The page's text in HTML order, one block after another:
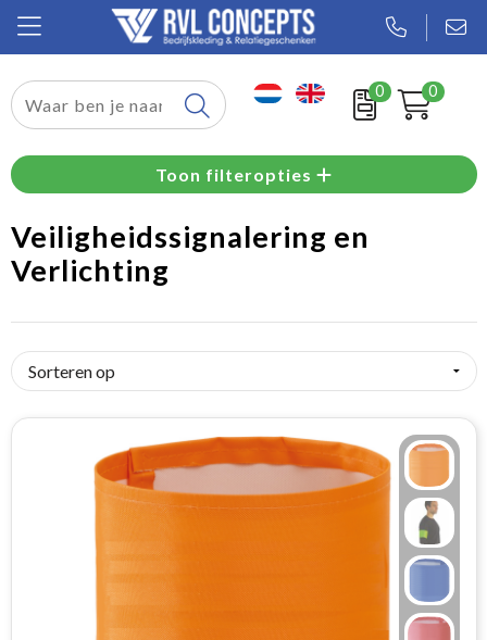
0 0
Relatiegeschenken
Tassen
Sport
Werkkleding
Toon filteropties
Veiligheidssignalering en
Verlichting